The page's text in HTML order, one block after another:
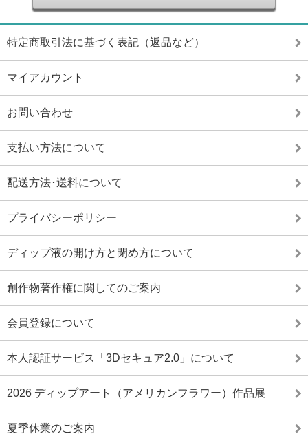
特定商取引法に基づく表記（返品など）
マイアカウント
お問い合わせ
支払い方法について
配送方法･送料について
プライバシーポリシー
ディップ液の開け方と閉め方について
創作物著作権に関してのご案内
会員登録について
本人認証サービス「3Dセキュア2.0」について
2026 ディップアート（アメリカンフラワー）作品展
夏季休業のご案内